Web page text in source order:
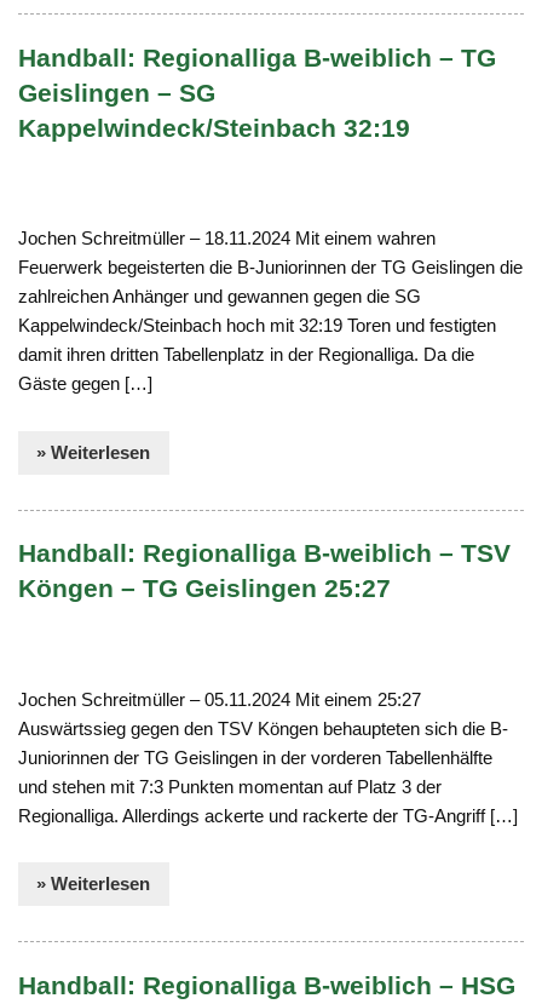
Handball: Regionalliga B-weiblich – TG
Geislingen – SG
Kappelwindeck/Steinbach 32:19
Jochen Schreitmüller – 18.11.2024 Mit einem wahren
Feuerwerk begeisterten die B-Juniorinnen der TG Geislingen die
zahlreichen Anhänger und gewannen gegen die SG
Kappelwindeck/Steinbach hoch mit 32:19 Toren und festigten
damit ihren dritten Tabellenplatz in der Regionalliga. Da die
Gäste gegen […]
» Weiterlesen
Handball: Regionalliga B-weiblich – TSV
Köngen – TG Geislingen 25:27
Jochen Schreitmüller – 05.11.2024 Mit einem 25:27
Auswärtssieg gegen den TSV Köngen behaupteten sich die B-
Juniorinnen der TG Geislingen in der vorderen Tabellenhälfte
und stehen mit 7:3 Punkten momentan auf Platz 3 der
Regionalliga. Allerdings ackerte und rackerte der TG-Angriff […]
» Weiterlesen
Handball: Regionalliga B-weiblich – HSG